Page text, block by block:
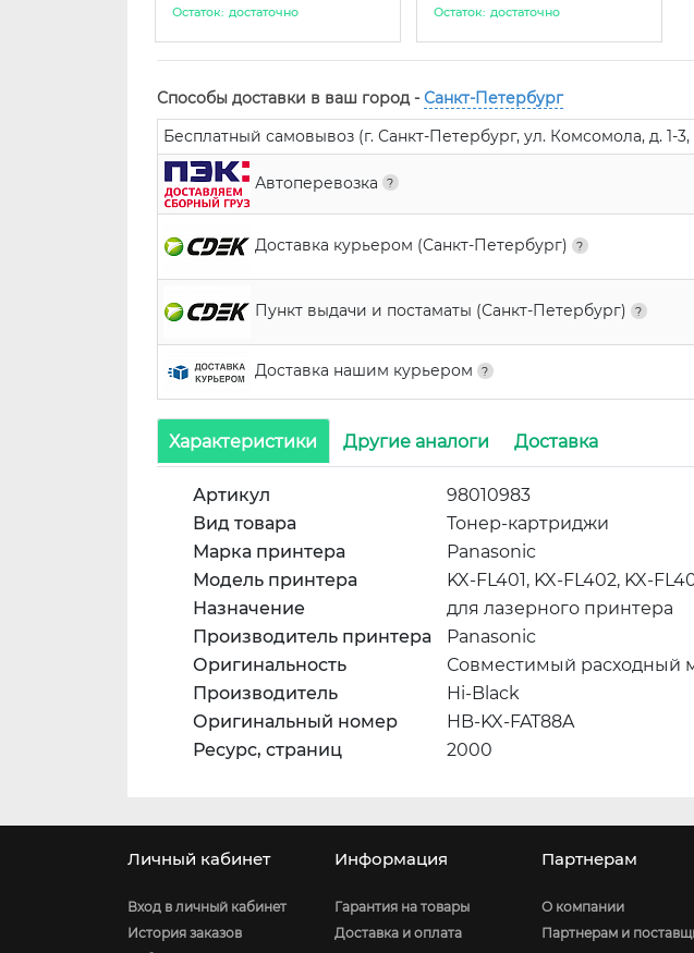
Остаток: достаточно
Остаток: достаточно
Способы доставки в ваш город - Санкт-Петербург
Бесплатный самовывоз (г. Санкт-Петербург, ул. Комсомола, д. 1-3,
Автоперевозка
Доставка курьером (Санкт-Петербург)
Пункт выдачи и постаматы (Санкт-Петербург)
Доставка нашим курьером
Характеристики Другие аналоги Доставка
Артикул
98010983
Вид товара
Тонер-картриджи
Марка принтера
Panasonic
Модель принтера
KX-FL401, KX-FL402, KX-
Назначение
для лазерного принтера
Производитель принтера
Panasonic
Оригинальность
Совместимый расходный
Производитель
Hi-Black
Оригинальный номер
HB-KX-FAT88A
Ресурс, страниц
2000
Личный кабинет
Вход в личный кабинет
История заказов
Информация
Гарантия на товары
Доставка и оплата
Партнерам
О компании
Партнерам и